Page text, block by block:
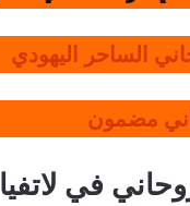
الساحر اليهودي
مضمون
في لاتفيا